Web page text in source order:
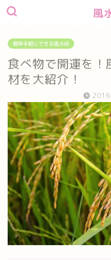
風
簡単手軽にできる風水術
食べ物で開運を！
材を大紹介！